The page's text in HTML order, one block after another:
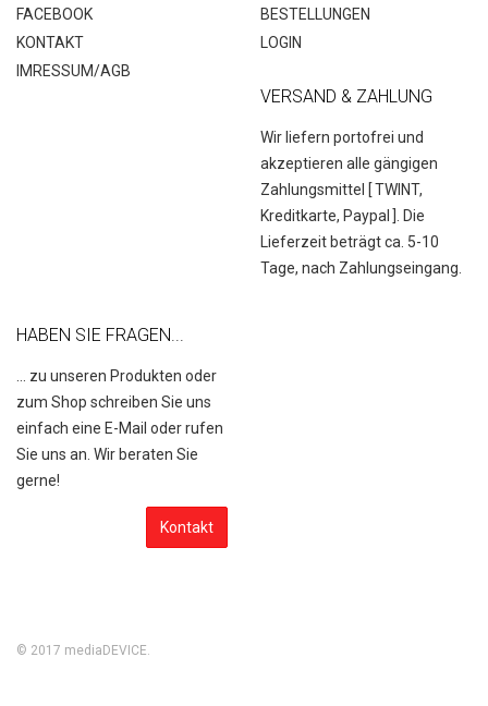
FACEBOOK
KONTAKT
IMRESSUM/AGB
BESTELLUNGEN
LOGIN
VERSAND & ZAHLUNG
Wir liefern portofrei und
akzeptieren alle gängigen
Zahlungsmittel [TWINT,
Kreditkarte, Paypal
]. Die
Lieferzeit beträgt ca. 5-10
Tage, nach Zahlungseingang.
HABEN SIE FRAGEN...
... zu unseren Produkten oder
zum Shop schreiben Sie uns
einfach eine E-Mail oder rufen
Sie uns an. Wir beraten Sie
gerne!
Kontakt
© 2017 mediaDEVICE.